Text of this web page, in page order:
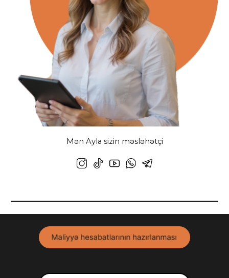
Mən Ayla sizin məsləhətçi